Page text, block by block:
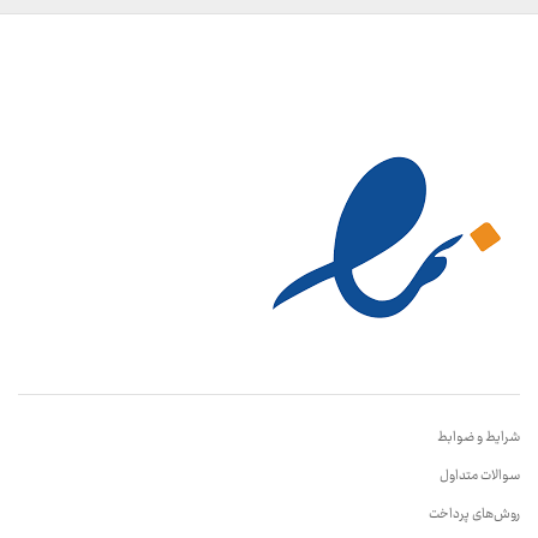
شرایط و ضوابط
سوالات متداول
روش‌های پرداخت